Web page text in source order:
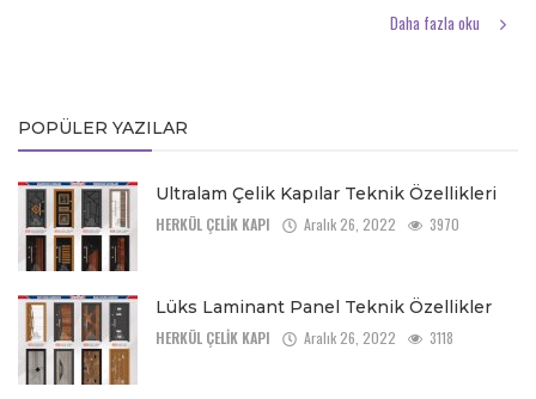
Daha fazla oku
POPÜLER YAZILAR
Ultralam Çelik Kapılar Teknik Özellikleri
HERKÜL ÇELİK KAPI Aralık 26, 2022 3970
Lüks Laminant Panel Teknik Özellikler
HERKÜL ÇELİK KAPI Aralık 26, 2022 3118